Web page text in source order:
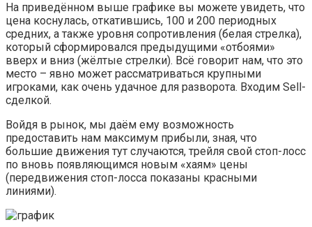
На приведённом выше графике вы можете увидеть, что
цена коснулась, откатившись, 100 и 200 периодных
средних, а также уровня сопротивления (белая стрелка),
который сформировался предыдущими «отбоями»
вверх и вниз (жёлтые стрелки). Всё говорит нам, что это
место – явно может рассматриваться крупными
игроками, как очень удачное для разворота. Входим Sell-
сделкой.
Войдя в рынок, мы даём ему возможность
предоставить нам максимум прибыли, зная, что
большие движения тут случаются, трейля свой стоп-лосс
по вновь появляющимся новым «хаям» цены
(передвижения стоп-лосса показаны красными
линиями).